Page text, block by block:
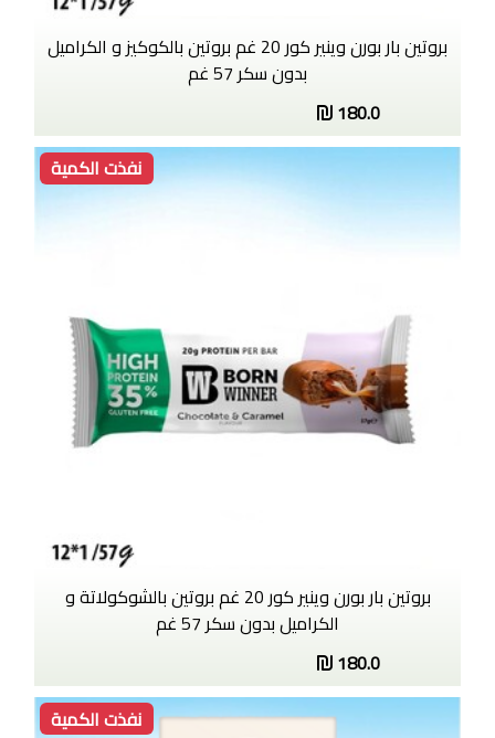
بروتين بار بورن وينير كور 20 غم بروتين بالكوكيز و الكراميل
بدون سكر 57 غم
180.0
نفذت الكمية
بروتين بار بورن وينير كور 20 غم بروتين بالشوكولاتة و
الكراميل بدون سكر 57 غم
180.0
نفذت الكمية